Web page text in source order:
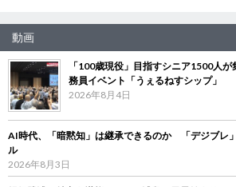
動画
「100歳現役」目指すシニア1500人
務員イベント「うぇるねすシップ」
2026年8月4日
AI時代、「暗黙知」は継承できるのか 「デジブレ
ル
2026年8月3日